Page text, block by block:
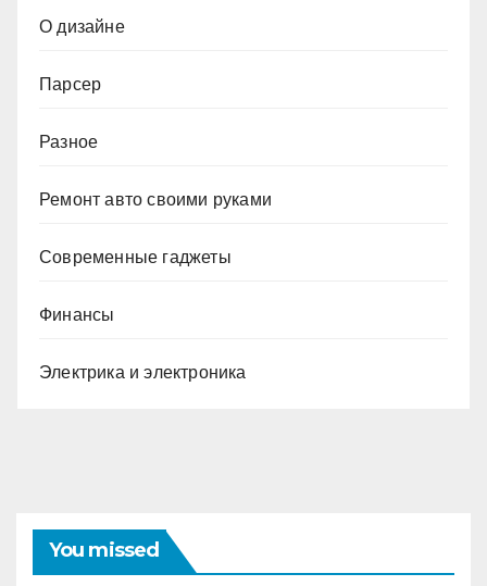
О дизайне
Парсер
Разное
Ремонт авто своими руками
Современные гаджеты
Финансы
Электрика и электроника
You missed